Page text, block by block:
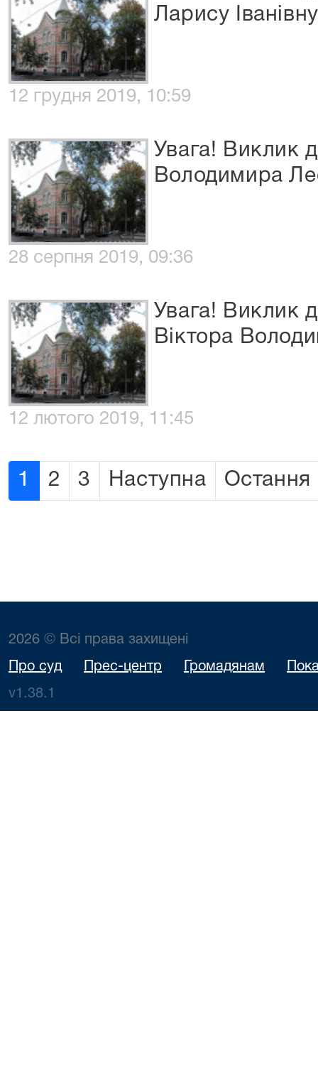
Ларису Іванівну
12 грудня 2019, 10:59
Увага! Виклик
Володимира
28 серпня 2019, 09:36
Увага! Виклик
Віктора
12 лютого 2019, 11:45
1 2 3 Наступна Остання
2026 © Всі права захищені
Про суд Прес-центр Громадянам
v1.38.1